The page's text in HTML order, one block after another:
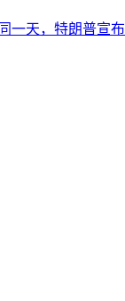
天，特朗普宣